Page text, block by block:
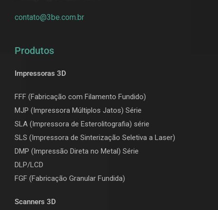
contato@3be.com.br
Produtos
Impressoras 3D
FFF (Fabricação com Filamento Fundido)
MJP (Impressora Múltiplos Jatos) Série
SLA (Impressora de Esterolitografia) série
SLS (Impressora de Sinterização Seletiva a Laser)
DMP (Impressão Direta no Metal) Série
DLP/LCD
FGF (Fabricação Granular Fundida)
Scanners 3D